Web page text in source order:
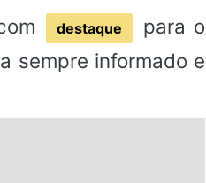
destaque
para o
sempre informado e